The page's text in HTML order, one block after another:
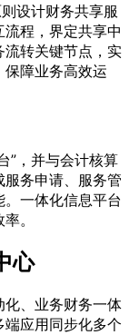
设计财务共享服
程，界定共享中
转关键节点，实
障业务高效运
”，并与会计核算
务申请、服务管
一体化信息平台
。
心
、业务财务一体
应用同步化多个